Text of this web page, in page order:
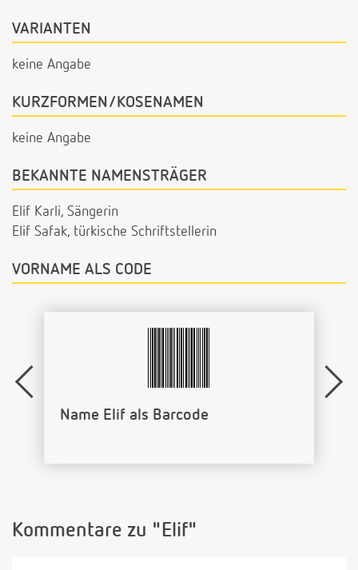
VARIANTEN
keine Angabe
KURZFORMEN/KOSENAMEN
keine Angabe
BEKANNTE NAMENSTRÄGER
Elif Karli, Sängerin
Elif Safak, türkische Schriftstellerin
VORNAME ALS CODE
Name Elif als Barcode
Kommentare zu "Elif"